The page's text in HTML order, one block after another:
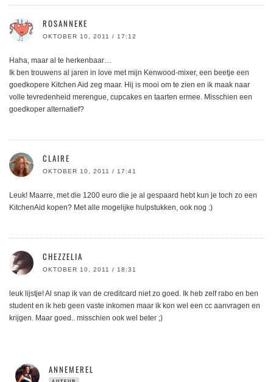
ROSANNEKE
OKTOBER 10, 2011 / 17:12
Haha, maar al te herkenbaar…
Ik ben trouwens al jaren in love met mijn Kenwood-mixer, een beetje een
goedkopere Kitchen Aid zeg maar. Hij is mooi om te zien en ik maak naar
volle tevredenheid merengue, cupcakes en taarten ermee. Misschien een
goedkoper alternatief?
CLAIRE
OKTOBER 10, 2011 / 17:41
Leuk! Maarre, met die 1200 euro die je al gespaard hebt kun je toch zo een
KitchenAid kopen? Met alle mogelijke hulpstukken, ook nog :)
CHEZZELIA
OKTOBER 10, 2011 / 18:31
leuk lijstje! Al snap ik van de creditcard niet zo goed. Ik heb zelf rabo en ben
student en ik heb geen vaste inkomen maar ik kon wel een cc aanvragen en
krijgen. Maar goed.. misschien ook wel beter ;)
ANNEMEREL